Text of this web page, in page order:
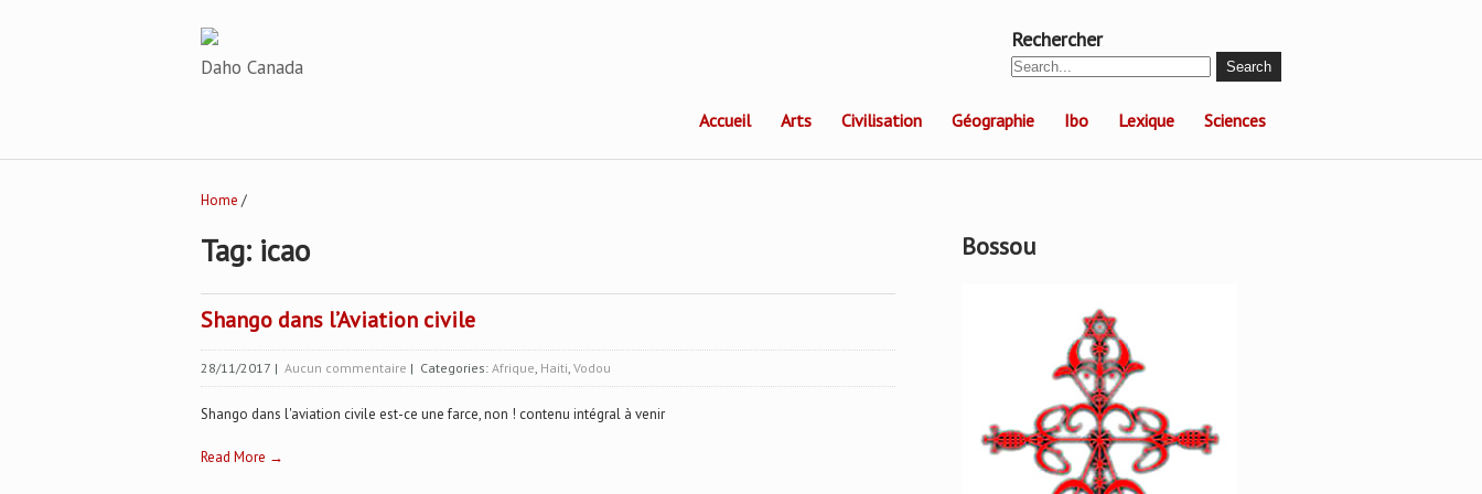
Daho Canada
Rechercher
Accueil Arts Civilisation Géographie Ibo Lexique Sciences
Home /
Tag: icao
Shango dans l’Aviation civile
28/11/2017 | Aucun commentaire | Categories: Afrique, Haiti, Vodou
Shango dans l'aviation civile est-ce une farce, non ! contenu intégral à venir
Read More →
Bossou